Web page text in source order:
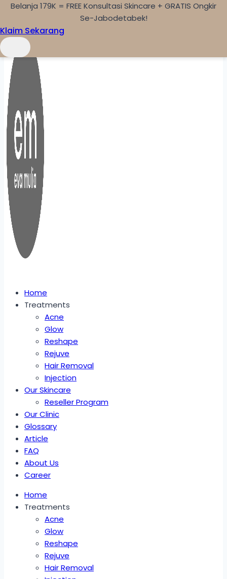
Skip to content
Home
Treatments
Acne
Glow
Reshape
Rejuve
Hair Removal
Injection
Our Skincare
Reseller Program
Our Clinic
Glossary
Article
FAQ
About Us
Career
Home
Treatments
Acne
Glow
Reshape
Rejuve
Hair Removal
Belanja 179K = FREE Konsultasi Skincare + GRATIS Ongkir
Se-Jabodetabek!
Klaim Sekarang